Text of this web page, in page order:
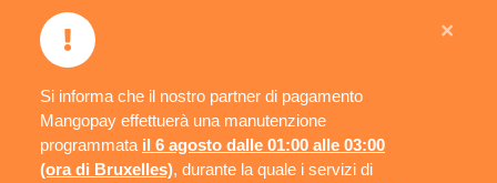
Si informa che il nostro partner di pagamento
Mangopay effettuerà una manutenzione
programmata il 6 agosto dalle 01:00 alle 03:00
(ora di Bruxelles), durante la quale i servizi di
×